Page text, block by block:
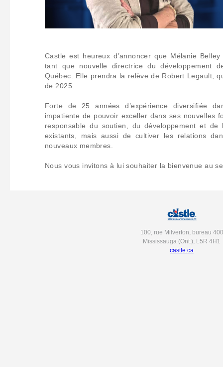
Castle est heureux d’annoncer que Mélanie
tant que nouvelle directrice du développement
Québec. Elle prendra la relève de Robert Legault,
de 2025.
Forte de 25 années d’expérience diversifiée
impatiente de pouvoir exceller dans ses nouvelles
responsable du soutien, du développement et de
existants, mais aussi de cultiver les relations
nouveaux membres.
Nous vous invitons à lui souhaiter la bienvenue au
100, rue Milverton, bureau 400
Mississauga (Ont.), L5R 4H1
castle.ca